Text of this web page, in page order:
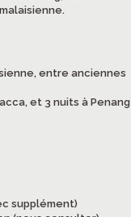
entre anciennes
et 3 nuits à Penang
supplément)